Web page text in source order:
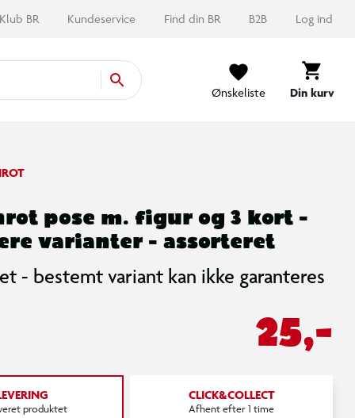
Klub BR Kundeservice Find din BR B2B Log ind
Ønskeliste Din kurv
pose m. figur og 3 kort -
varianter - assorteret
- bestemt variant kan ikke garanteres
25,-
produktet
CLICK&COLLECT
Afhent efter 1 time